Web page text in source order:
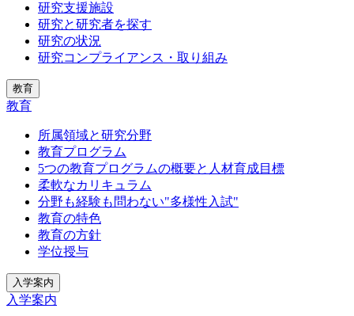
研究支援施設
研究と研究者を探す
研究の状況
研究コンプライアンス・取り組み
教育
教育
所属領域と研究分野
教育プログラム
5つの教育プログラムの概要と人材育成目標
柔軟なカリキュラム
分野も経験も問わない"多様性入試"
教育の特色
教育の方針
学位授与
入学案内
入学案内